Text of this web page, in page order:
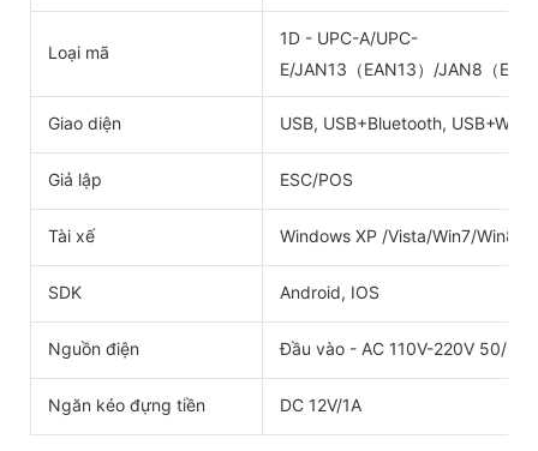
Loại mã
1D - UPC-A/UPC-
E/JAN13（EAN13）/JAN8（
Giao diện USB, USB+Bluetooth, USB+Wifi
Giả lập ESC/POS
Tài xế Windows XP /Vista/Win7/Win8 /
SDK Android, IOS
Nguồn điện Đầu vào - AC 110V-220V 50/
Ngăn kéo đựng tiền DC 12V/1A